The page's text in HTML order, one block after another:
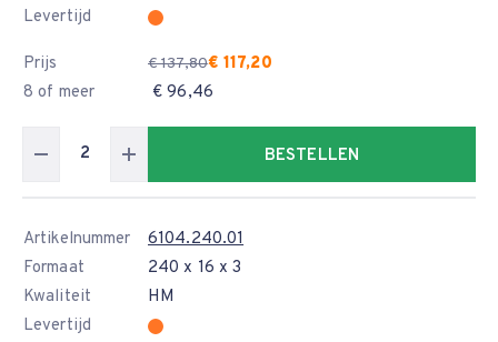
Levertijd
Prijs € 137,80€ 117,20
8 of meer
€ 96,46
BESTELLEN
Artikelnummer
6104.240.01
Formaat
240 x 16 x 3
Kwaliteit
HM
Levertijd